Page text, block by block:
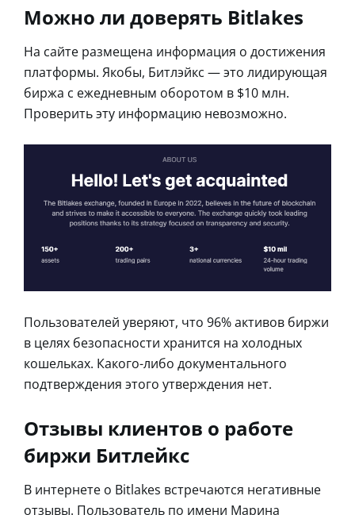
Можно ли доверять Bitlakes
На сайте размещена информация о достижения
платформы. Якобы, Битлэйкс — это лидирующая
биржа с ежедневным оборотом в $10 млн.
Проверить эту информацию невозможно.
Пользователей уверяют, что 96% активов биржи
в целях безопасности хранится на холодных
кошельках. Какого-либо документального
подтверждения этого утверждения нет.
Отзывы клиентов о работе
биржи Битлейкс
В интернете о Bitlakes встречаются негативные
отзывы. Пользователь по имени Марина